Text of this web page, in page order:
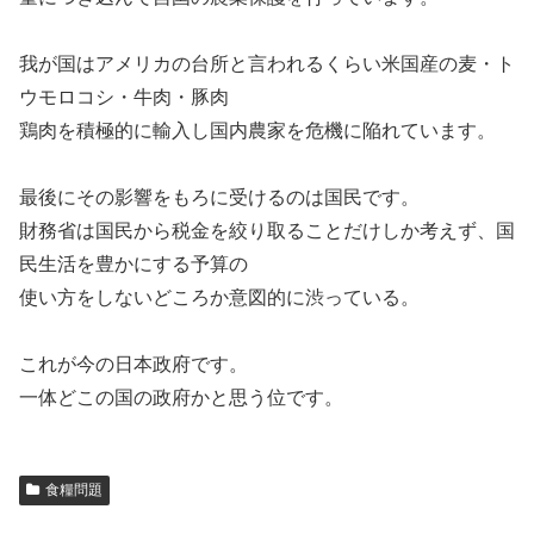
我が国はアメリカの台所と言われるくらい米国産の麦・ト
ウモロコシ・牛肉・豚肉
鶏肉を積極的に輸入し国内農家を危機に陥れています。
最後にその影響をもろに受けるのは国民です。
財務省は国民から税金を絞り取ることだけしか考えず、国
民生活を豊かにする予算の
使い方をしないどころか意図的に渋っている。
これが今の日本政府です。
一体どこの国の政府かと思う位です。
食糧問題